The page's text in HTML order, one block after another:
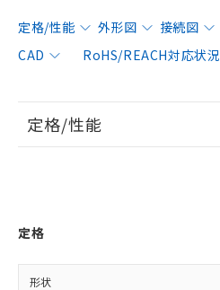
定格/性能 外形図 接続図
CAD
RoHS/REACH対応状況
定格/性能
定格
形状